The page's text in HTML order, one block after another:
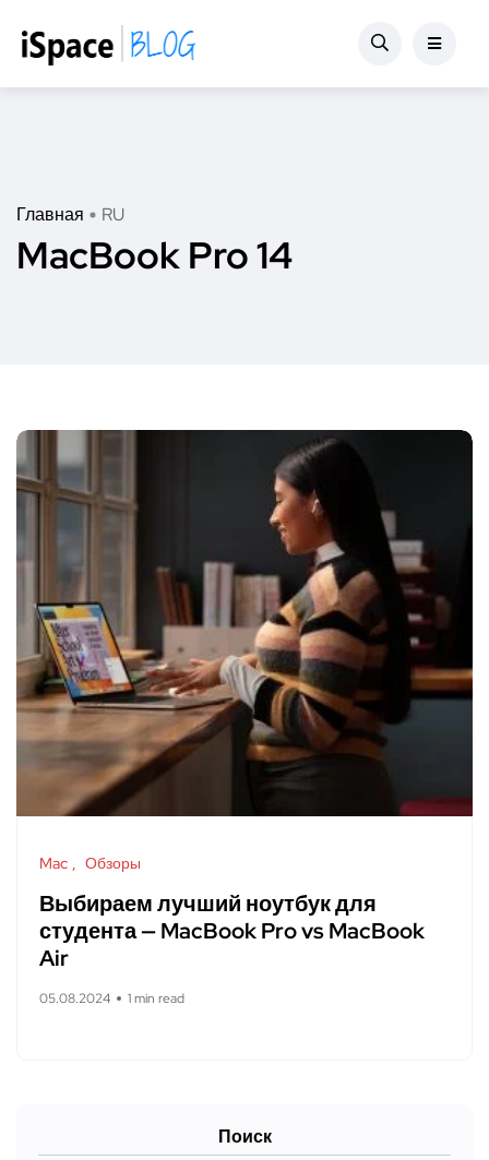
Главная RU
MacBook Pro 14
Mac Обзоры
Выбираем лучший ноутбук для
студента — MacBook Pro vs MacBook
Air
05.08.2024 1 min read
Поиск